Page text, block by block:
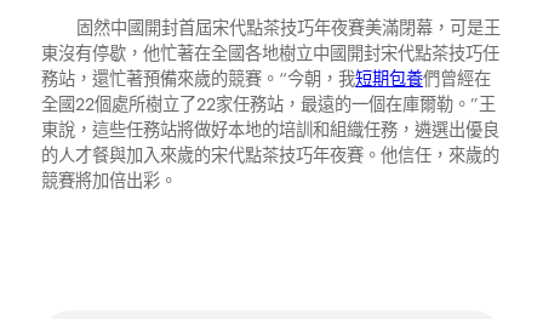
固然中國開封首屆宋代點茶技巧年夜賽美滿閉幕，可是王
東沒有停歇，他忙著在全國各地樹立中國開封宋代點茶技巧任
務站，還忙著預備來歲的競賽。“今朝，我短期包養們曾經在
全國22個處所樹立了22家任務站，最遠的一個在庫爾勒。”王
東說，這些任務站將做好本地的培訓和組織任務，遴選出優良
的人才餐與加入來歲的宋代點茶技巧年夜賽。他信任，來歲的
競賽將加倍出彩。